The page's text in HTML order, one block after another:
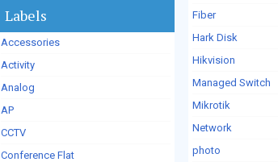
Labels
Accessories
Activity
Analog
AP
CCTV
Conference Flat
Fiber
Hark Disk
Hikvision
Managed Switch
Mikrotik
Network
photo